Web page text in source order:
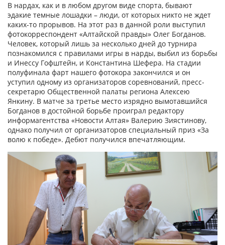
В нардах, как и в любом другом виде спорта, бывают
эдакие темные лошадки – люди, от которых никто не ждет
каких-то прорывов. На этот раз в данной роли выступил
фотокорреспондент «Алтайской правды» Олег Богданов.
Человек, который лишь за несколько дней до турнира
познакомился с правилами игры в нарды, выбил из борьбы
и Инессу Гофштейн, и Константина Шефера. На стадии
полуфинала фарт нашего фотокора закончился и он
уступил одному из организаторов соревнований, пресс-
секретарю Общественной палаты региона Алексею
Янкину. В матче за третье место изрядно вымотавшийся
Богданов в достойной борьбе проиграл редактору
информагентства «Новости Алтая» Валерию Зиястинову,
однако получил от организаторов специальный приз «За
волю к победе». Дебют получился впечатляющим.